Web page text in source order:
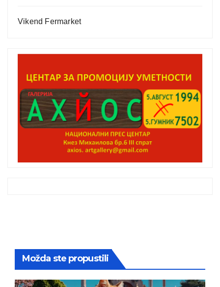
Vikend Fermarket
Možda ste propustili